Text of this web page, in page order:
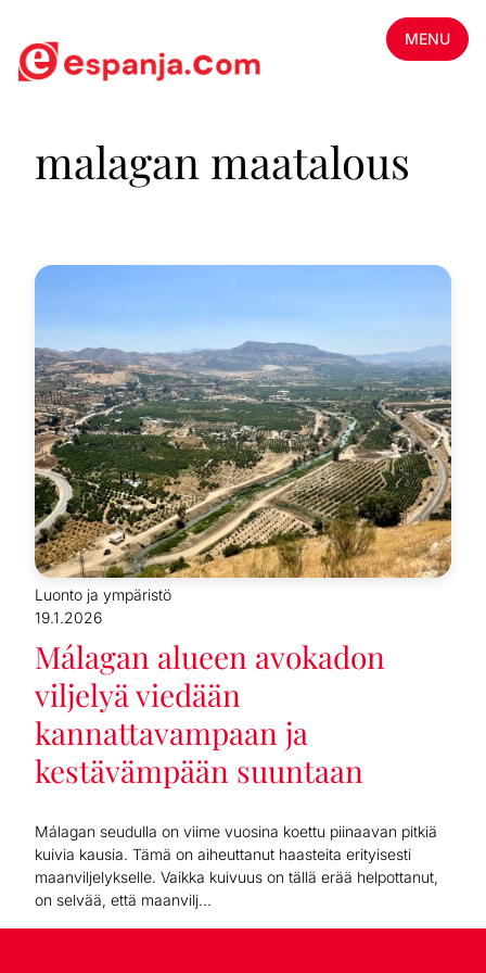
MENU
malagan maatalous
Luonto ja ympäristö
19.1.2026
Málagan alueen avokadon
viljelyä viedään
kannattavampaan ja
kestävämpään suuntaan
Málagan seudulla on viime vuosina koettu piinaavan pitkiä
kuivia kausia. Tämä on aiheuttanut haasteita erityisesti
maanviljelykselle. Vaikka kuivuus on tällä erää helpottanut,
on selvää, että maanvilj...